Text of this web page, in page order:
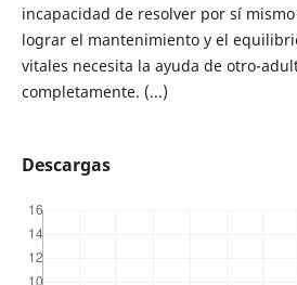
incapacidad de resolver por sí
lograr el mantenimiento y el
vitales necesita la ayuda de otro-
completamente. (...)
Descargas